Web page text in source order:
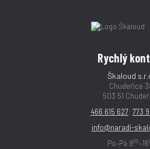
Rychlý
Škaloud
Chudeřice
503 51
466 615 627; 773
info@naradi-
Po–Pá 900–16